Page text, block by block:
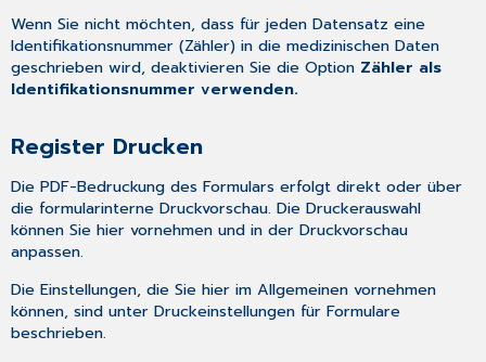
Wenn Sie nicht möchten, dass für jeden Datensatz eine
Identifikationsnummer (Zähler) in die medizinischen Daten
geschrieben wird, deaktivieren Sie die Option Zähler als
Identifikationsnummer verwenden.
Register Drucken
Die PDF-Bedruckung des Formulars erfolgt direkt oder über
die formularinterne Druckvorschau. Die Druckerauswahl
können Sie hier vornehmen und in der Druckvorschau
anpassen.
Die Einstellungen, die Sie hier im Allgemeinen vornehmen
können, sind unterDruckeinstellungen für Formulare
beschrieben.